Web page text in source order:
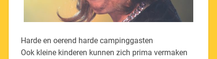
Harde en oerend harde campinggasten
Ook kleine kinderen kunnen zich prima vermaken